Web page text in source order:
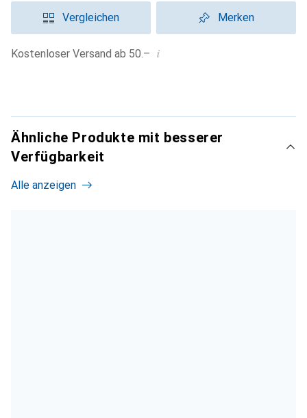
Vergleichen Merken
Kostenloser Versand ab 50.– i
Ähnliche Produkte mit besserer
Verfügbarkeit
Alle anzeigen